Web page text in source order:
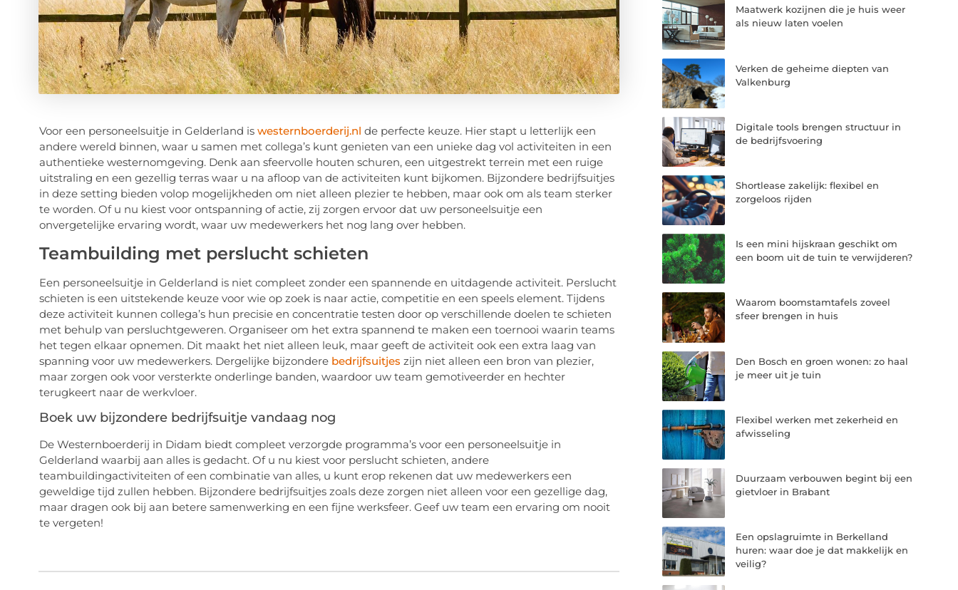
Voor een personeelsuitje in Gelderland is westernboerderij.nl de perfecte keuze. Hier stapt u letterlijk een
andere wereld binnen, waar u samen met collega’s kunt genieten van een unieke dag vol activiteiten in een
authentieke westernomgeving. Denk aan sfeervolle houten schuren, een uitgestrekt terrein met een ruige
uitstraling en een gezellig terras waar u na afloop van de activiteiten kunt bijkomen. Bijzondere bedrijfsuitjes
in deze setting bieden volop mogelijkheden om niet alleen plezier te hebben, maar ook om als team sterker
te worden. Of u nu kiest voor ontspanning of actie, zij zorgen ervoor dat uw personeelsuitje een
onvergetelijke ervaring wordt, waar uw medewerkers het nog lang over hebben.
Teambuilding met perslucht schieten
Een personeelsuitje in Gelderland is niet compleet zonder een spannende en uitdagende activiteit. Perslucht
schieten is een uitstekende keuze voor wie op zoek is naar actie, competitie en een speels element. Tijdens
deze activiteit kunnen collega’s hun precisie en concentratie testen door op verschillende doelen te schieten
met behulp van persluchtgeweren. Organiseer om het extra spannend te maken een toernooi waarin teams
het tegen elkaar opnemen. Dit maakt het niet alleen leuk, maar geeft de activiteit ook een extra laag van
spanning voor uw medewerkers. Dergelijke bijzondere bedrijfsuitjes zijn niet alleen een bron van plezier,
maar zorgen ook voor versterkte onderlinge banden, waardoor uw team gemotiveerder en hechter
terugkeert naar de werkvloer.
Boek uw bijzondere bedrijfsuitje vandaag nog
De Westernboerderij in Didam biedt compleet verzorgde programma’s voor een personeelsuitje in
Gelderland waarbij aan alles is gedacht. Of u nu kiest voor perslucht schieten, andere
teambuildingactiviteiten of een combinatie van alles, u kunt erop rekenen dat uw medewerkers een
geweldige tijd zullen hebben. Bijzondere bedrijfsuitjes zoals deze zorgen niet alleen voor een gezellige dag,
maar dragen ook bij aan betere samenwerking en een fijne werksfeer. Geef uw team een ervaring om nooit
te vergeten!
Maatwerk kozijnen die je huis weer
als nieuw laten voelen
Verken de geheime diepten van
Valkenburg
Digitale tools brengen structuur in
de bedrijfsvoering
Shortlease zakelijk: flexibel en
zorgeloos rijden
Is een mini hijskraan geschikt om
een boom uit de tuin te verwijderen?
Waarom boomstamtafels zoveel
sfeer brengen in huis
Den Bosch en groen wonen: zo haal
je meer uit je tuin
Flexibel werken met zekerheid en
afwisseling
Duurzaam verbouwen begint bij een
gietvloer in Brabant
Een opslagruimte in Berkelland
huren: waar doe je dat makkelijk en
veilig?